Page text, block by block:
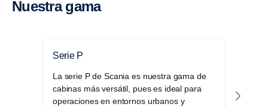
Nuestra gama
Serie P
La serie P de Scania es nuestra gama de
cabinas más versátil, pues es ideal para
operaciones en entornos urbanos y